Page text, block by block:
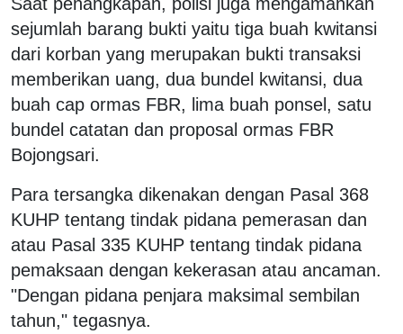
sejumlah barang bukti yaitu tiga buah kwitansi
dari korban yang merupakan bukti transaksi
memberikan uang, dua bundel kwitansi, dua
buah cap ormas FBR, lima buah ponsel, satu
bundel catatan dan proposal ormas FBR
Bojongsari.
Para tersangka dikenakan dengan Pasal 368
KUHP tentang tindak pidana pemerasan dan
atau Pasal 335 KUHP tentang tindak pidana
pemaksaan dengan kekerasan atau ancaman.
"Dengan pidana penjara maksimal sembilan
tahun," tegasnya.